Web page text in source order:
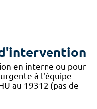
en interne ou pour
à l'équipe
au 19312 (pas de